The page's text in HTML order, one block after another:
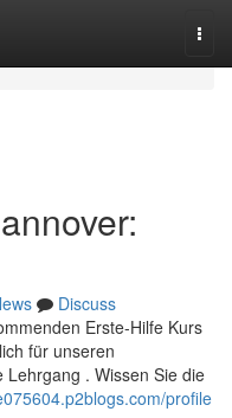
Discuss
Erste-Hilfe Kurs
für unseren
Lehrgang . Wissen Sie die
profile